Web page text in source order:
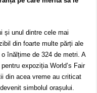
și unul dintre cele mai
din foarte multe părți ale
înălțime de 324 de metri. A
expoziția World’s Fair
din acea vreme au criticat
simbolul orașului.